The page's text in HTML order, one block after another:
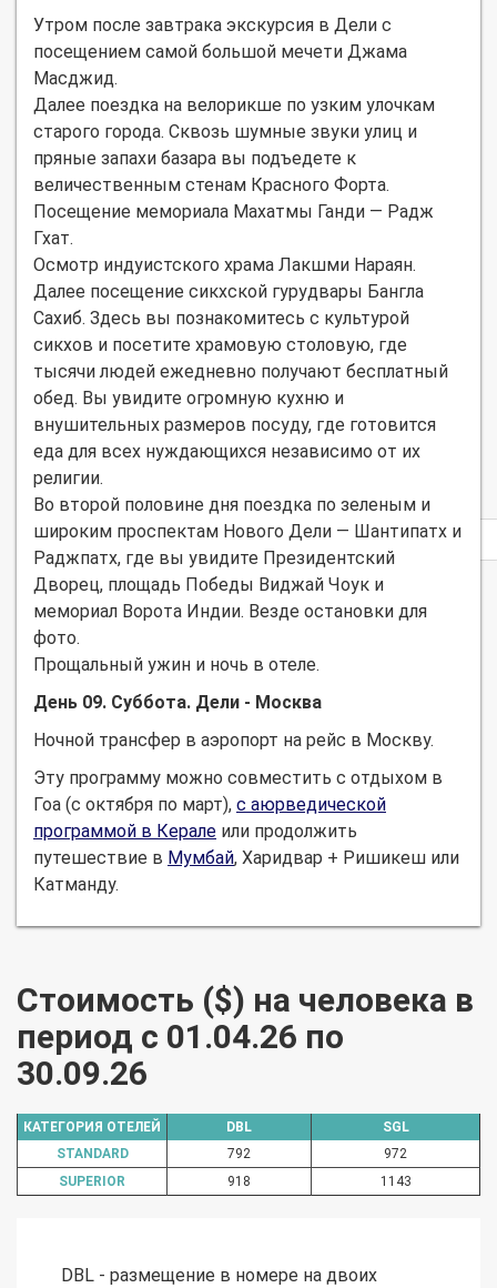
Утром после завтрака экскурсия в Дели с
посещением самой большой мечети Джама
Масджид.
Далее поездка на велорикше по узким улочкам
старого города. Сквозь шумные звуки улиц и
пряные запахи базара вы подъедете к
величественным стенам Красного Форта.
Посещение мемориала Махатмы Ганди — Радж
Гхат.
Осмотр индуистского храма Лакшми Нараян.
Далее посещение сикхской гурудвары Бангла
Сахиб. Здесь вы познакомитесь с культурой
сикхов и посетите храмовую столовую, где
тысячи людей ежедневно получают бесплатный
обед. Вы увидите огромную кухню и
внушительных размеров посуду, где готовится
еда для всех нуждающихся независимо от их
религии.
Во второй половине дня поездка по зеленым и
широким проспектам Нового Дели — Шантипатх и
Раджпатх, где вы увидите Президентский
Дворец, площадь Победы Виджай Чоук и
мемориал Ворота Индии. Везде остановки для
фото.
Прощальный ужин и ночь в отеле.
День 09. Суббота. Дели - Москва
Ночной трансфер в аэропорт на рейс в Москву.
Эту программу можно совместить с отдыхом в
Гоа (с октября по март), с аюрведической
программой в Керале или продолжить
путешествие в Мумбай, Харидвар + Ришикеш или
Катманду.
Стоимость ($) на человека в
период с 01.04.26 по
30.09.26
КАТЕГОРИЯ ОТЕЛЕЙ DBL
SGL
STANDARD
792
972
SUPERIOR
918 1143
DBL - размещение в номере на двоих
Privacy